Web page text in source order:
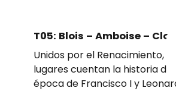
T05: Blois – Amboise – Clos
Unidos por el Renacimiento,
lugares cuentan la historia de
época de Francisco I y